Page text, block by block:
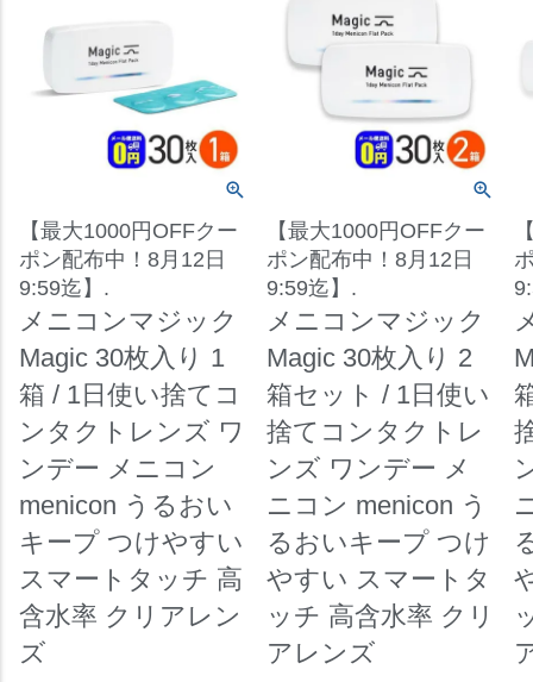
【最大1000円OFFクー
ポン配布中！8月12日
9:59迄】.
メニコンマジック
Magic 30枚入り 1
箱 / 1日使い捨てコ
ンタクトレンズ ワ
ンデー メニコン
menicon うるおい
キープ つけやすい
スマートタッチ 高
含水率 クリアレン
ズ
【最大1000円OFFクー
ポン配布中！8月12日
9:59迄】.
メニコンマジック
Magic 30枚入り 2
箱セット / 1日使い
捨てコンタクトレ
ンズ ワンデー メ
ニコン menicon う
るおいキープ つけ
やすい スマートタ
ッチ 高含水率 クリ
アレンズ